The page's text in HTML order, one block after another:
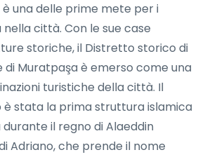
è una delle prime mete per i
città. Con le sue case
storiche, il Distretto storico di
di Muratpaşa è emerso come una
turistiche della città. Il
è stata la prima struttura islamica
il regno di Alaeddin
Adriano, che prende il nome